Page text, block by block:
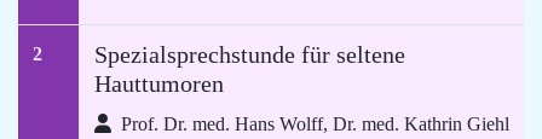
2
Spezialsprechstunde für seltene
Hauttumoren
Prof. Dr. med. Hans Wolff, Dr. med. Kathrin Giehl